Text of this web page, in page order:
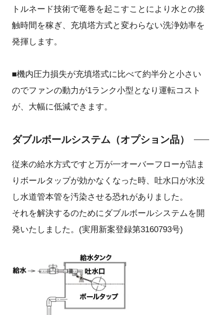
トルネード技術で竜巻を起こすことにより水との接
触時間を稼ぎ、充填塔方式と変わらない洗浄効率を
発揮します。
■機内圧力損失が充填塔式に比べて約半分と小さい
のでファンの動力が1ランク小型となり運転コスト
が、大幅に低減できます。
ダブルボールシステム（オプション品）
従来の給水方式ですと万が一オーバーフローが詰ま
りボールタップが効かなくなった時、吐水口が水没
し水道管本管を汚染させる恐れがありました。
それを解決するのためにダブルボールシステムを開
発いたしました。(実用新案登録第3160793号)